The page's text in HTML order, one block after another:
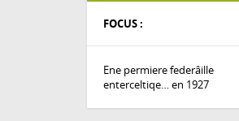
FOCUS :
Ene permiere federâille
enterceltiqe… en 1927